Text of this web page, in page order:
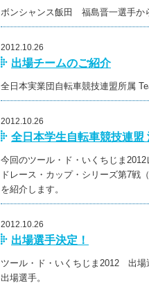
ボンシャンス飯田 福島晋一選手か
2012.10.26
出場チームのご紹介
全日本実業団自転車競技連盟所属
2012.10.26
全日本学生自転車競技連盟
今回のツール・ド・いくちじま
ドレース・カップ・シリーズ第7戦
を紹介します。
2012.10.26
出場選手決定！
ツール・ド・いくちじま2012 出場
出場選手。